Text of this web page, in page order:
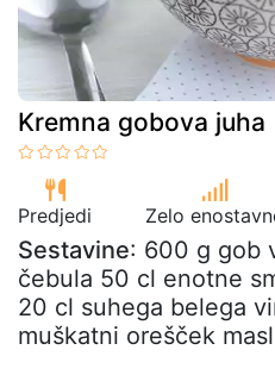
Kremna gobova juha
Predjedi Zelo
Sestavine: 600 g gob
čebula 50 cl enotne
20 cl suhega belega
muškatni orešček